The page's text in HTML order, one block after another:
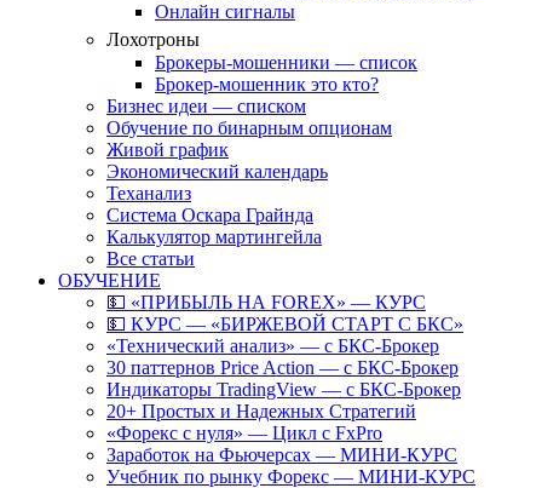
Онлайн сигналы
Лохотроны
Брокеры-мошенники — список
Брокер-мошенник это кто?
Бизнес идеи — списком
Обучение по бинарным опционам
Живой график
Экономический календарь
Теханализ
Система Оскара Грайнда
Калькулятор мартингейла
Все статьи
ОБУЧЕНИЕ
💵 «ПРИБЫЛЬ НА FOREX» — КУРС
💵 КУРС — «БИРЖЕВОЙ СТАРТ С БКС»
«Технический анализ» — с БКС-Брокер
30 паттернов Price Action — с БКС-Брокер
Индикаторы TradingView — с БКС-Брокер
20+ Простых и Надежных Стратегий
«Форекс с нуля» — Цикл с FxPro
Заработок на Фьючерсах — МИНИ-КУРС
Учебник по рынку Форекс — МИНИ-КУРС